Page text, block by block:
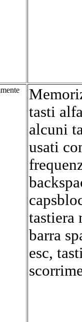
tasti
alcuni
usati
tastiera
barra
esc,